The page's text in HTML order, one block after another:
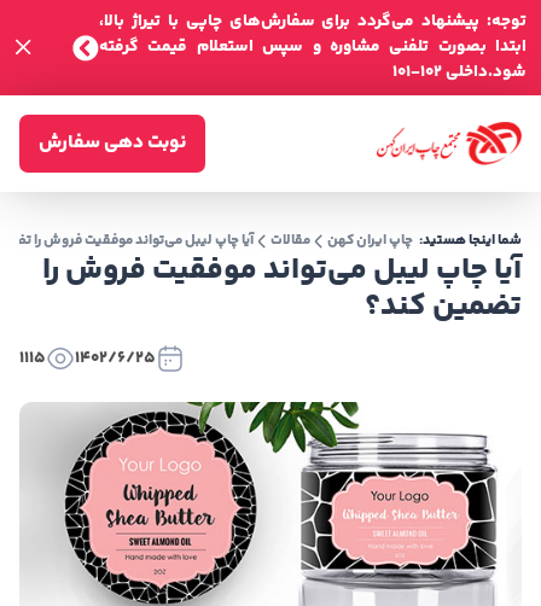
توجه: پیشنهاد می‌گردد برای سفارش‌های چاپی با تیراژ بالا،
ابتدا بصورت تلفنی مشاوره و سپس استعلام قیمت گرفته
شود.داخلی 102-101
نوبت دهی سفارش
آیا چاپ لیبل می‌تواند موفقیت فروش را
تضمین کند؟
شما اینجا هستید: چاپ ایران کهن مقالات آیا چاپ لیبل می‌تواند موفقیت فروش را
1402/6/25
1115